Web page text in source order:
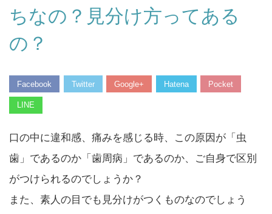
ちなの？見分け方ってある
の？
Facebook Twitter Google+ Hatena Pocket
LINE
口の中に違和感、痛みを感じる時、この原因が「虫
歯」であるのか「歯周病」であるのか、ご自身で区別
がつけられるのでしょうか？
また、素人の目でも見分けがつくものなのでしょう